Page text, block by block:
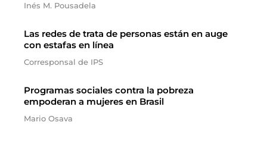
Inés M. Pousadela
Las redes de trata de personas están en auge
con estafas en línea
Corresponsal de IPS
Programas sociales contra la pobreza
empoderan a mujeres en Brasil
Mario Osava